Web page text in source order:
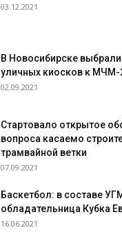
03.12.2021
В Новосибирске
уличных киосков к МЧМ-
02.09.2021
Стартовало открытое
вопроса касаемо
трамвайной ветки
07.09.2021
Баскетбол: в составе
обладательница Кубка
16.06.2021